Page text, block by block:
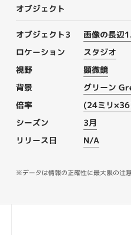
オブジェクト
オブジェクト3
画像の長辺
ロケーション
スタジオ
視野
顕微鏡
背景
グリーン
倍率
(24ミリ
シーズン
3月
リリース日
N/A
※データは情報の正確性に最大限の注